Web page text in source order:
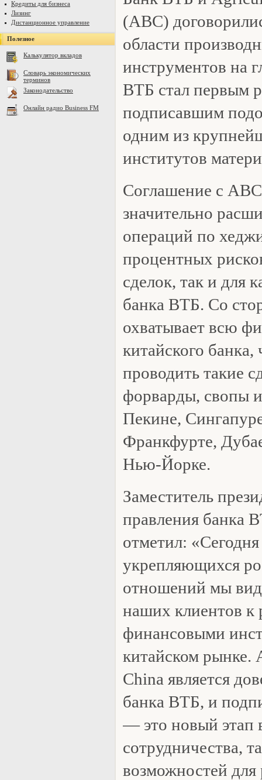
Кредиты для бизнеса
Лизинг
Дистанционное управление
Полезное
Калькулятор вкладов
Словарь экономических
терминов
Законодательство
Онлайн радио Business FM
(ABC)
области
инструментов на
ВТБ стал первым
подписавшим
одним из
институтов
Соглашение с
значительно
операций по
процентных
сделок, так и для
банка ВТБ. Со
охватывает всю
китайского банка,
проводить такие
форварды, свопы
Пекине,
Франкфурте,
Нью-Йорке.
Заместитель
правления банка
отметил:
укрепляющихся
отношений мы
наших клиентов к
финансовыми
китайском
China является
банка ВТБ, и
— это новый этап
сотрудничества,
возможностей